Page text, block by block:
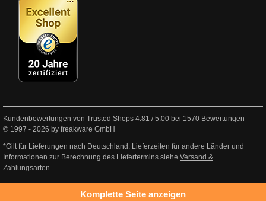
Kundenbewertungen von Trusted Shops 4.81 /5.00 bei 1570 Bewertungen
© 1997 - 2026 by freakware GmbH
*Gilt für Lieferungen nach Deutschland. Lieferzeiten für andere Länder und
Informationen zur Berechnung des Liefertermins siehe Versand &
Zahlungsarten.
Komplette Seite anzeigen